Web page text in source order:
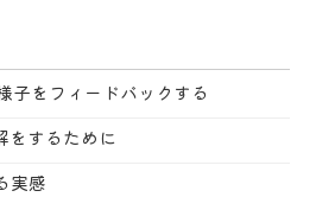
子をフィードバックする
をするために
実感